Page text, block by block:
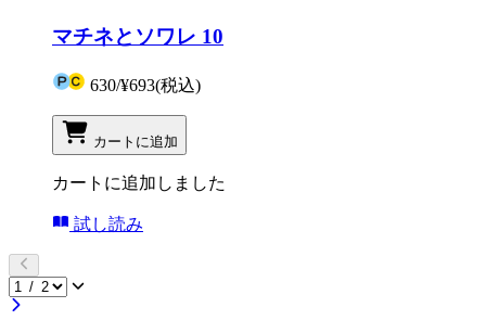
マチネとソワレ 10
630/¥693(税込)
カートに追加
カートに追加しました
試し読み